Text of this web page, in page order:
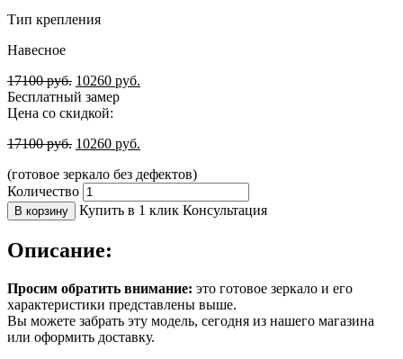
Тип крепления
Навесное
17100руб. 10260 руб.
Бесплатный замер
Цена со скидкой:
17100руб. 10260 руб.
(готовое зеркало без дефектов)
Количество
В корзину Купить в 1 клик Консультация
Описание:
Просим обратить внимание: это готовое зеркало и его
характеристики представлены выше.
Вы можете забрать эту модель, сегодня из нашего магазина
или оформить доставку.